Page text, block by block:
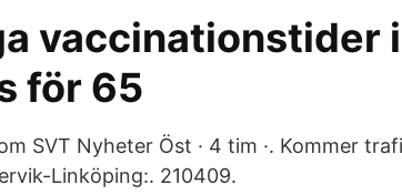
vaccinationstider
för 65
SVT Nyheter Öst · 4 tim ·. Kommer
Linköping:. 210409.